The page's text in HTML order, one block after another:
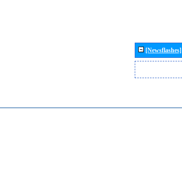
[Newsflashes]